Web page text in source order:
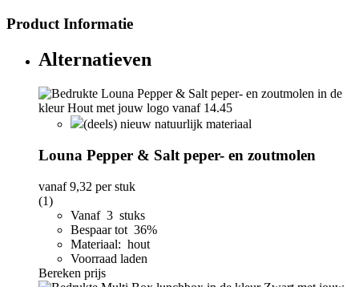
Product Informatie
Alternatieven
(deels) nieuw natuurlijk materiaal
Louna Pepper & Salt peper- en zoutmolen
vanaf9,32 per stuk
(1)
Vanaf 3 stuks
Bespaar tot 36%
Materiaal: hout
Voorraad laden
Bereken prijs